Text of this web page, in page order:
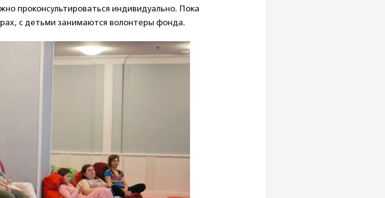
проконсультироваться индивидуально. Пока
с детьми занимаются волонтеры фонда.